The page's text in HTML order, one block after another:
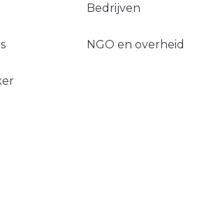
Bedrijven
NGO en overheid